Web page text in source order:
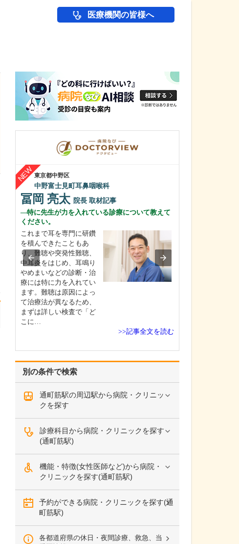
医療機関の皆様へ
別の条件で検索
通町筋駅の周辺駅から病院・クリニッ
クを探す
診療科目から病院・クリニックを探す
(通町筋駅)
機能・特徴(女性医師など)から病院・
クリニックを探す(通町筋駅)
予約ができる病院・クリニックを探す(通
町筋駅)
各都道府県の休日・夜間診療、救急、当
東京都中野区
中野富士見町耳鼻咽喉科
冨岡 亮太 院長 取材記事
特に先生が力を入れている診療について教えて
ください。
これまで耳を専門に研鑽
を積んできたこともあ
り、難聴や突発性難聴、
中耳炎をはじめ、耳鳴り
やめまいなどの診断・治
療には特に力を入れてい
ます。難聴は原因によっ
て治療法が異なるため、
まずは詳しい検査で「ど
こに…
>>記事全文を読む